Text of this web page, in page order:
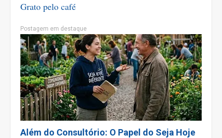
Grato pelo café
Postagem em destaque
Além do Consultório: O Papel do Seja Hoje